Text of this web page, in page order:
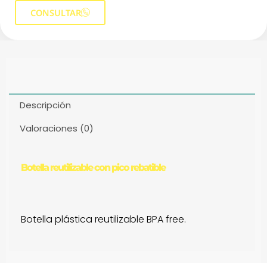
CONSULTAR
Descripción
Valoraciones (0)
Botella reutilizable con pico rebatible
Botella plástica reutilizable BPA free.